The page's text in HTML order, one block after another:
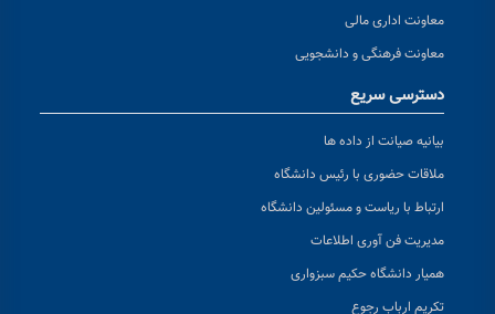
معاونت اداری مالی
معاونت فرهنگی و دانشجویی
دسترسی سریع
بیانیه صیانت از داده ها
ملاقات حضوری با رئیس دانشگاه
ارتباط با ریاست و مسئولین دانشگاه
مدیریت فن آوری اطلاعات
همیار دانشگاه حکیم سبزواری
تکریم ارباب رجوع